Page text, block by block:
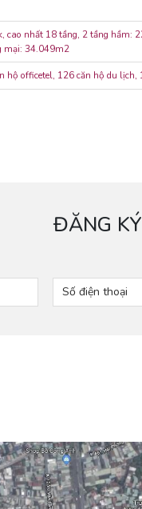
cao nhất 18 tầng, 2 tầng hầm:
mại: 34.049m2
hộ officetel, 126 căn hộ du lịch,
ĐĂNG